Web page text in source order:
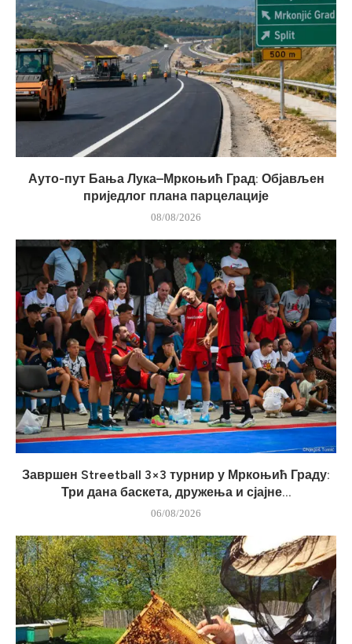
Ауто-пут Бања Лука–Мркоњић Град: Објављен
приједлог плана парцелације
08/08/2026
Завршен Streetball 3×3 турнир у Мркоњић Граду:
Три дана баскета, дружења и сјајне...
06/08/2026